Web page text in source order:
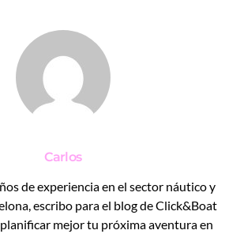
Carlos
de experiencia en el sector náutico y
escribo para el blog de Click&Boat
mejor tu próxima aventura en